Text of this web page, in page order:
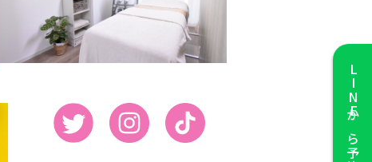
LINE